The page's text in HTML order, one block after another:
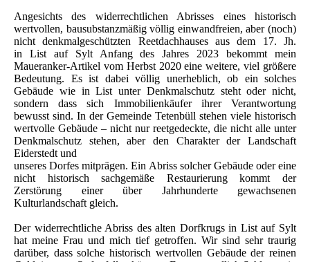
Angesichts des widerrechtlichen Abrisses eines historisch
wertvollen, bausubstanzmäßig völlig einwandfreien, aber (noch)
nicht denkmalgeschützten Reetdachhauses aus dem 17. Jh.
in List auf Sylt Anfang des Jahres 2023 bekommt mein
Maueranker-Artikel vom Herbst 2020 eine weitere, viel größere
Bedeutung. Es ist dabei völlig unerheblich, ob ein solches
Gebäude wie in List unter Denkmalschutz steht oder nicht,
sondern dass sich Immobilienkäufer ihrer Verantwortung
bewusst sind. In der Gemeinde Tetenbüll stehen viele historisch
wertvolle Gebäude – nicht nur reetgedeckte, die nicht alle unter
Denkmalschutz stehen, aber den Charakter der Landschaft
Eiderstedt und
unseres Dorfes mitprägen. Ein Abriss solcher Gebäude oder eine
nicht historisch sachgemäße Restaurierung kommt der
Zerstörung einer über Jahrhunderte gewachsenen
Kulturlandschaft gleich.
Der widerrechtliche Abriss des alten Dorfkrugs in List auf Sylt
hat meine Frau und mich tief getroffen. Wir sind sehr traurig
darüber, dass solche historisch wertvollen Gebäude der reinen